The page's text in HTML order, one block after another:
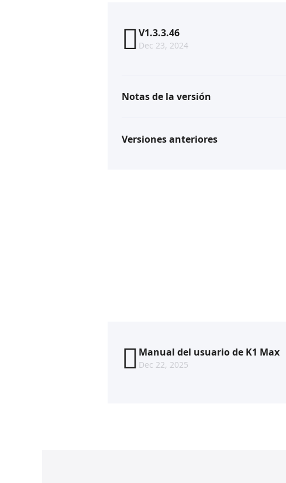
V1.3.3.46
Dec 23, 2024
Notas de la versión
Versiones anteriores
Manual del usuario de K1 Max
Dec 22, 2025